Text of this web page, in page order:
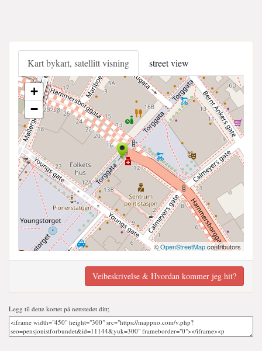
Kart bykart, satellitt visning street view
+
−
©OpenStreetMapcontributors
Veibeskrivelse & Hvordan kommer jeg hit?
Legg til dette kortet på nettstedet ditt;